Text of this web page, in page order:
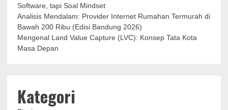
Software, tapi Soal Mindset
Analisis Mendalam: Provider Internet Rumahan Termurah di
Bawah 200 Ribu (Edisi Bandung 2026)
Mengenal Land Value Capture (LVC): Konsep Tata Kota
Masa Depan
Kategori